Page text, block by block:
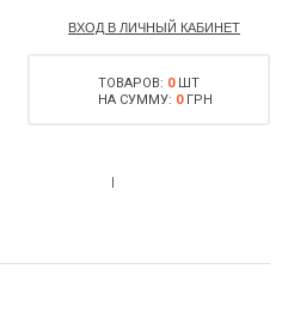
ВХОД В ЛИЧНЫЙ КАБИНЕТ
ТОВАРОВ: 0ШТ
НА СУММУ: 0ГРН